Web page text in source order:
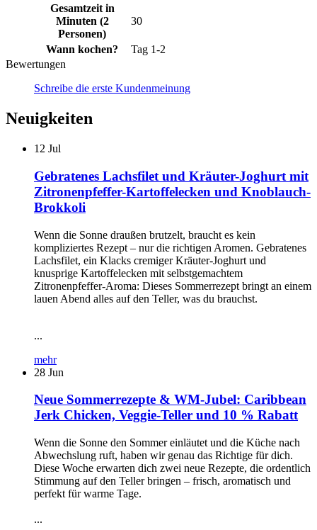
Gesamtzeit in
Minuten (2
Personen)
30
Wann kochen?
Tag 1-2
Bewertungen
Schreibe die erste Kundenmeinung
Neuigkeiten
12 Jul
Gebratenes Lachsfilet und Kräuter-Joghurt mit
Zitronenpfeffer-Kartoffelecken und Knoblauch-
Brokkoli
Wenn die Sonne draußen brutzelt, braucht es kein
kompliziertes Rezept – nur die richtigen Aromen. Gebratenes
Lachsfilet, ein Klacks cremiger Kräuter-Joghurt und
knusprige Kartoffelecken mit selbstgemachtem
Zitronenpfeffer-Aroma: Dieses Sommerrezept bringt an einem
lauen Abend alles auf den Teller, was du brauchst.
...
mehr
28 Jun
Neue Sommerrezepte & WM-Jubel: Caribbean
Jerk Chicken, Veggie-Teller und 10 % Rabatt
Wenn die Sonne den Sommer einläutet und die Küche nach
Abwechslung ruft, haben wir genau das Richtige für dich.
Diese Woche erwarten dich zwei neue Rezepte, die ordentlich
Stimmung auf den Teller bringen – frisch, aromatisch und
perfekt für warme Tage.
...